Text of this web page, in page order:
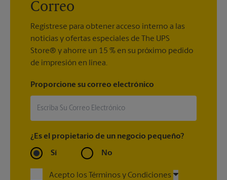
Correo
Regístrese para obtener acceso interno a las
noticias y ofertas especiales de The UPS
Store® y ahorre un 15 % en su próximo pedido
de impresión en línea.
Proporcione su correo electrónico
¿Es el propietario de un negocio pequeño?
Sí No
Acepto los Términos y Condiciones